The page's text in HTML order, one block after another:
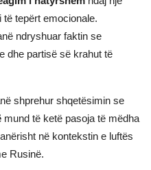
tepërt emocionale.
ndryshuar faktin se
dhe partisë së krahut të
shprehur shqetësimin se
mund të ketë pasoja të mëdha
në kontekstin e luftës
Rusinë.